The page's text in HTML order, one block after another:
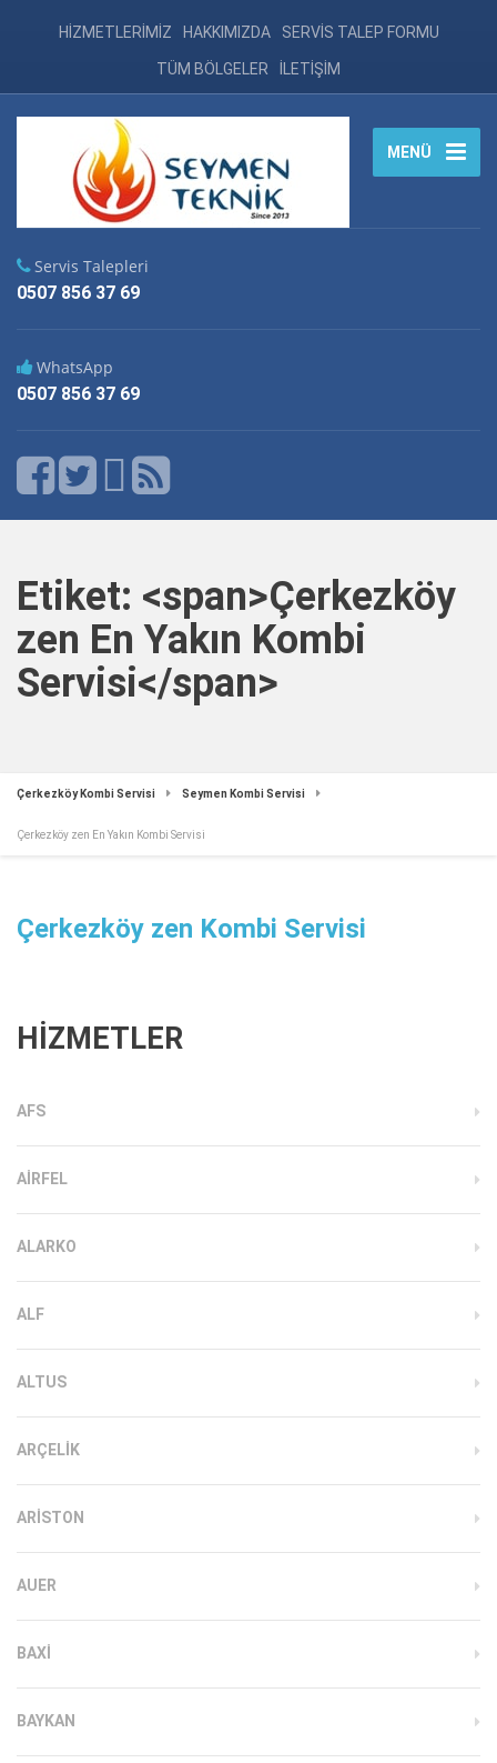
HİZMETLERİMİZ HAKKIMIZDA SERVİS TALEP FORMU
TÜM BÖLGELER İLETİŞİM
MENÜ
Servis Talepleri
0507 856 37 69
WhatsApp
0507 856 37 69
Etiket: <span>Çerkezköy
zen En Yakın Kombi
Servisi</span>
Çerkezköy Kombi Servisi Seymen Kombi Servisi
Çerkezköy zen En Yakın Kombi Servisi
Çerkezköy zen Kombi Servisi
HİZMETLER
AFS
AIRFEL
ALARKO
ALF
ALTUS
ARÇELIK
ARISTON
AUER
BAXI
BAYKAN